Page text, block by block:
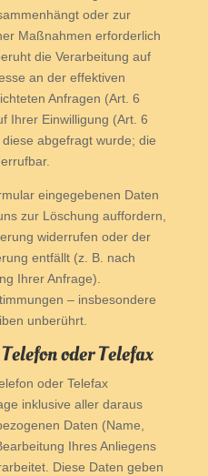
oder zur
Maßnahmen erforderlich
die Verarbeitung auf
an der effektiven
Anfragen (Art. 6
Ihrer Einwilligung (Art. 6
abgefragt wurde; die
eingegebenen Daten
zur Löschung auffordern,
widerrufen oder der
entfällt (z. B. nach
Ihrer Anfrage).
– insbesondere
unberührt.
oder Telefax
oder Telefax
inklusive aller daraus
Daten (Name,
Ihres Anliegens
Diese Daten geben